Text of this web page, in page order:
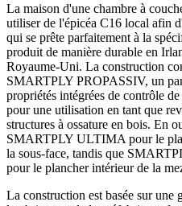
La maison d'une chambre à
utiliser de l'épicéa C16 local afin
qui se prête parfaitement à la
produit de manière durable en
Royaume-Uni. La construction
SMARTPLY PROPASSIV, un
propriétés intégrées de contrôle
pour une utilisation en tant que
structures à ossature en bois. En
SMARTPLY ULTIMA pour le
la sous-face, tandis que
pour le plancher intérieur de la
La construction est basée sur une